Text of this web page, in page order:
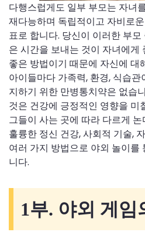
다행스럽게도 일부 부모는 자녀
재다능하며 독립적이고 자비로
표로 합니다. 당신이 이러한 부
은 시간을 보내는 것이 자녀에게
좋은 방법이기 때문에 자신에 대
아이들마다 가족력, 환경, 식습
지하기 위한 만병통치약은 없습
것은 건강에 긍정적인 영향을 미
그들이 사는 곳에 따라 다르게
훌륭한 정신 건강, 사회적 기술,
여러 가지 방법으로 야외 놀이를
니다.
1부. 야외 게임